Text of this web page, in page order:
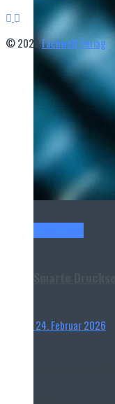
24. Februar 2026
© 2022Fachwelt Verlag